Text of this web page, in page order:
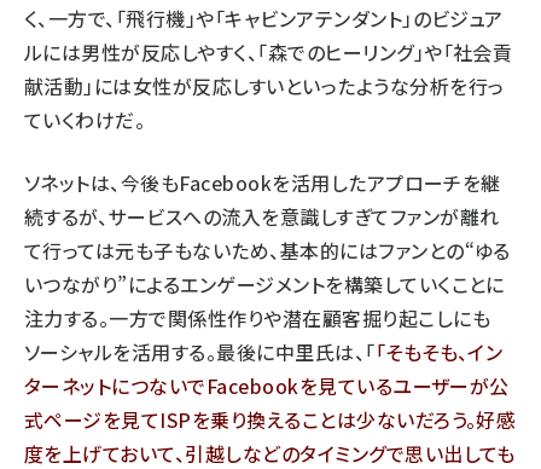
く、一方で、「飛行機」や「キャビンアテンダント」のビジュア
ルには男性が反応しやすく、「森でのヒーリング」や「社会貢
献活動」には女性が反応しすいといったような分析を行っ
ていくわけだ。
ソネットは、今後もFacebookを活用したアプローチを継
続するが、サービスへの流入を意識しすぎてファンが離れ
て行っては元も子もないため、基本的にはファンとの“ゆる
いつながり”によるエンゲージメントを構築していくことに
注力する。一方で関係性作りや潜在顧客掘り起こしにも
ソーシャルを活用する。最後に中里氏は、「 そもそも、イン
ターネットにつないでFacebookを見ているユーザーが公
式ページを見てISPを乗り換えることは少ないだろう。好感
度を上げておいて、引越しなどのタイミングで思い出しても